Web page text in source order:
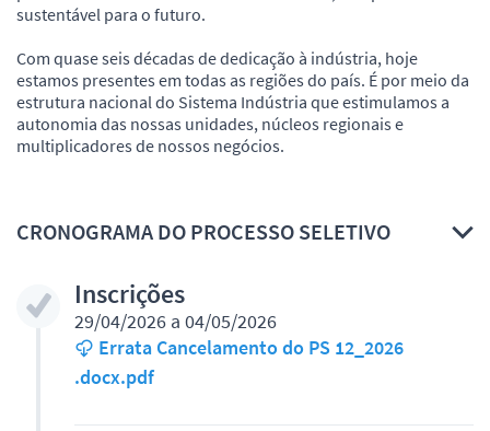
sustentável para o futuro.
Com quase seis décadas de dedicação à indústria, hoje
estamos presentes em todas as regiões do país. É por meio da
estrutura nacional do Sistema Indústria que estimulamos a
autonomia das nossas unidades, núcleos regionais e
multiplicadores de nossos negócios.
CRONOGRAMA DO PROCESSO SELETIVO
Inscrições
29/04/2026 a 04/05/2026
Errata Cancelamento do PS 12_2026
.docx.pdf